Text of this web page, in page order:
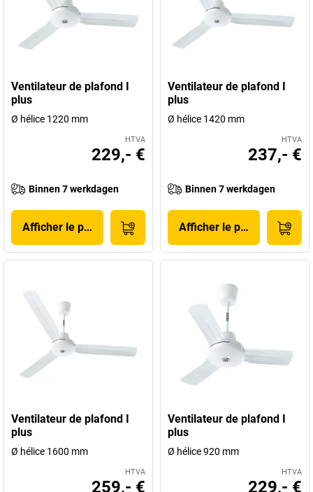
Ventilateur de plafond I
plus
Ø hélice 1220 mm
HTVA
229,- €
Binnen 7 werkdagen
Afficher le produit
Ventilateur de plafond I
plus
Ø hélice 1420 mm
HTVA
237,- €
Binnen 7 werkdagen
Afficher le produit
Ventilateur de plafond I
plus
Ø hélice 1600 mm
HTVA
259,- €
Ventilateur de plafond I
plus
Ø hélice 920 mm
HTVA
229,- €